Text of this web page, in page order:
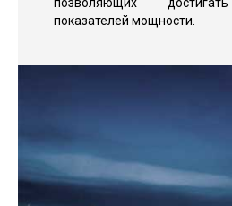
показателей мощности.